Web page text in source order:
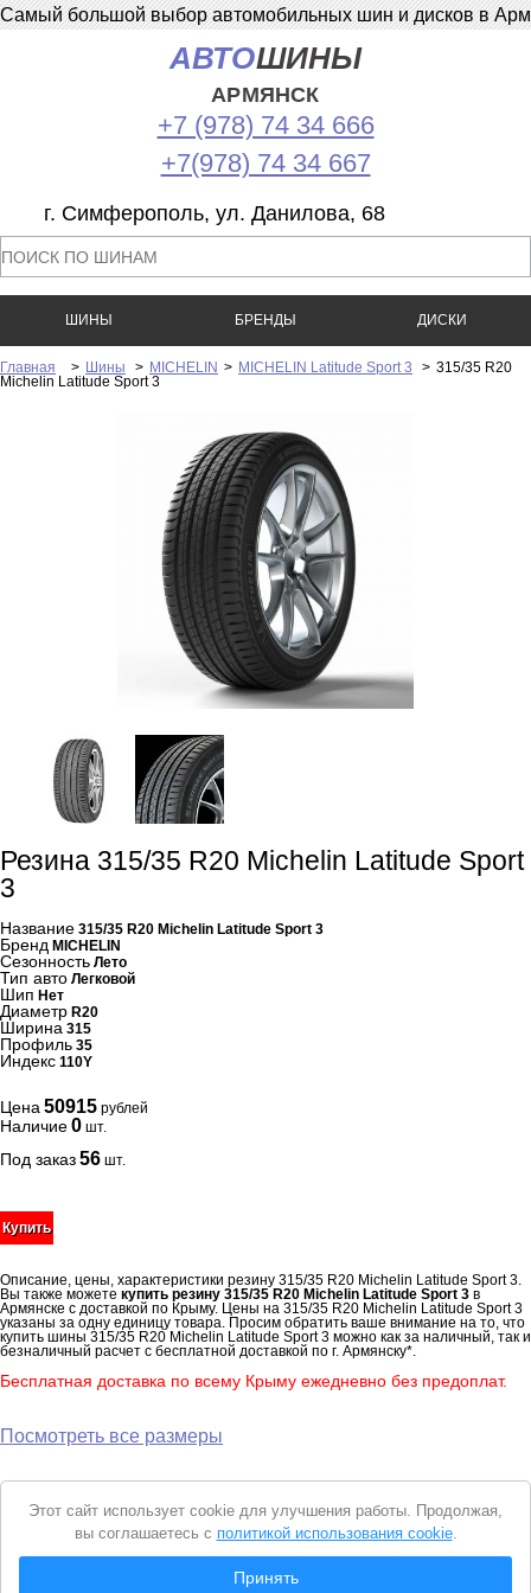
Самый большой выбор автомобильных шин и дисков в
АВТОШИНЫ
АРМЯНСК
+7 (978) 74 34 666
+7(978) 74 34 667
г. Симферополь, ул. Данилова, 68
ШИНЫ БРЕНДЫ ДИСКИ
Главная > Шины > MICHELIN > MICHELIN Latitude Sport 3 > 315/35 R20
Michelin Latitude Sport 3
Резина 315/35 R20 Michelin Latitude Sport
3
Название 315/35 R20 Michelin Latitude Sport 3
Бренд MICHELIN
Сезонность Лето
Тип авто Легковой
Шип Нет
Диаметр R20
Ширина 315
Профиль 35
Индекс 110Y
Цена 50915 рублей
Наличие0 шт.
Под заказ56 шт.
Купить
Описание, цены, характеристики резину 315/35 R20 Michelin Latitude Sport 3.
Вы также можете купить резину 315/35 R20 Michelin Latitude Sport 3 в
Армянске с доставкой по Крыму. Цены на 315/35 R20 Michelin Latitude Sport 3
указаны за одну единицу товара. Просим обратить ваше внимание на то, что
купить шины 315/35 R20 Michelin Latitude Sport 3 можно как за наличный, так и
безналичный расчет с бесплатной доставкой по г. Армянску*.
Бесплатная доставка по всему Крыму ежедневно без предоплат.
Посмотреть все размеры
Вся представленная на сайте информация носит справочный характер и не
Уведомление
cookie
Этот сайт использует cookie для улучшения работы. Продолжая,
вы соглашаетесь с политикой использования cookie.
Принять